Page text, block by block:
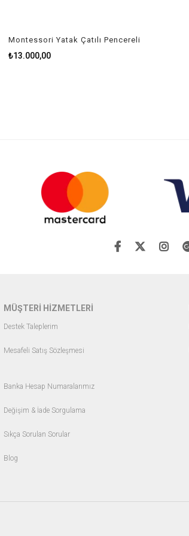
Montessori Yatak Çatılı Pencereli
₺13.000,00
MÜŞTERİ HİZMETLERİ
Destek Taleplerim
Mesafeli Satış Sözleşmesi
Banka Hesap Numaralarımız
Değişim & İade Sorgulama
Sıkça Sorulan Sorular
Blog